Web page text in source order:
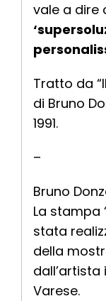
vale a dire
Tratto da
di Bruno
1991.
–
Bruno
La stampa
stata
della
Varese.